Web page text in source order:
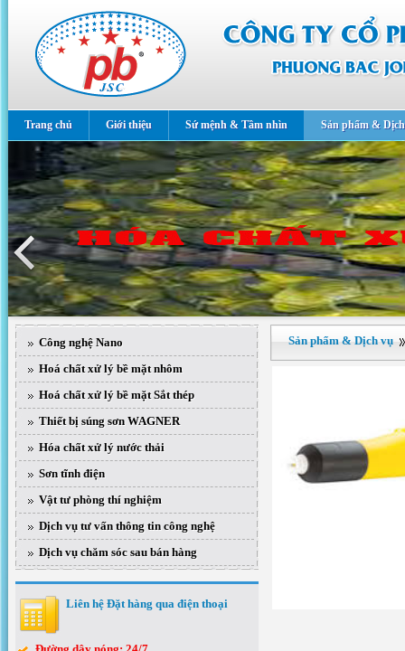
Trang chủ Giới thiệu Sứ mệnh & Tầm nhìn Sản phẩm &
Công nghệ Nano
Hoá chất xử lý bề mặt nhôm
Hoá chất xử lý bề mặt Sắt thép
Thiết bị súng sơn WAGNER
Hóa chất xử lý nước thải
Sơn tĩnh điện
Vật tư phòng thí nghiệm
Dịch vụ tư vấn thông tin công nghệ
Dịch vụ chăm sóc sau bán hàng
Liên hệ Đặt hàng qua điện thoại
Sản phẩm & Dịch vụ